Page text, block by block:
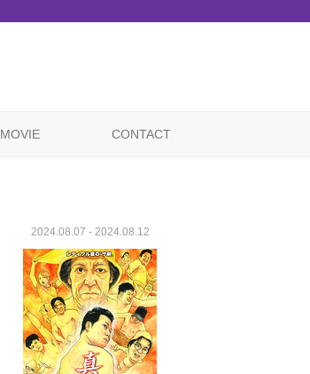
MOVIE CONTACT
2024.08.07 - 2024.08.12